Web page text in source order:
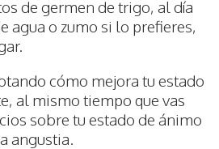
de germen de trigo, al día
agua o zumo si lo prefieres,
cómo mejora tu estado
al mismo tiempo que vas
sobre tu estado de ánimo
angustia.